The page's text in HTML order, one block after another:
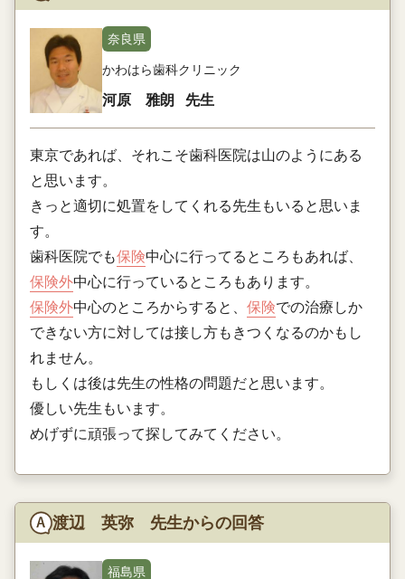
奈良県
かわはら歯科クリニック
河原 雅朗 先生
東京であれば、それこそ歯科医院は山のようにある
と思います。
きっと適切に処置をしてくれる先生もいると思いま
す。
歯科医院でも保険中心に行ってるところもあれば、
保険外中心に行っているところもあります。
保険外中心のところからすると、 保険での治療しか
できない方に対しては接し方もきつくなるのかもし
れません。
もしくは後は先生の性格の問題だと思います。
優しい先生もいます。
めげずに頑張って探してみてください。
渡辺 英弥 先生からの回答
福島県